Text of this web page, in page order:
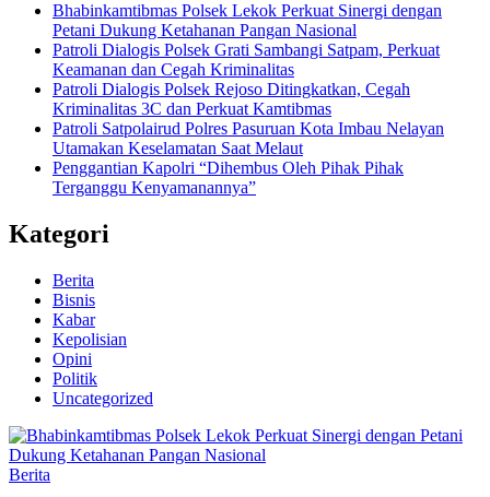
Bhabinkamtibmas Polsek Lekok Perkuat Sinergi dengan
Petani Dukung Ketahanan Pangan Nasional
Patroli Dialogis Polsek Grati Sambangi Satpam, Perkuat
Keamanan dan Cegah Kriminalitas
Patroli Dialogis Polsek Rejoso Ditingkatkan, Cegah
Kriminalitas 3C dan Perkuat Kamtibmas
Patroli Satpolairud Polres Pasuruan Kota Imbau Nelayan
Utamakan Keselamatan Saat Melaut
Penggantian Kapolri “Dihembus Oleh Pihak Pihak
Terganggu Kenyamanannya”
Kategori
Berita
Bisnis
Kabar
Kepolisian
Opini
Politik
Uncategorized
Berita